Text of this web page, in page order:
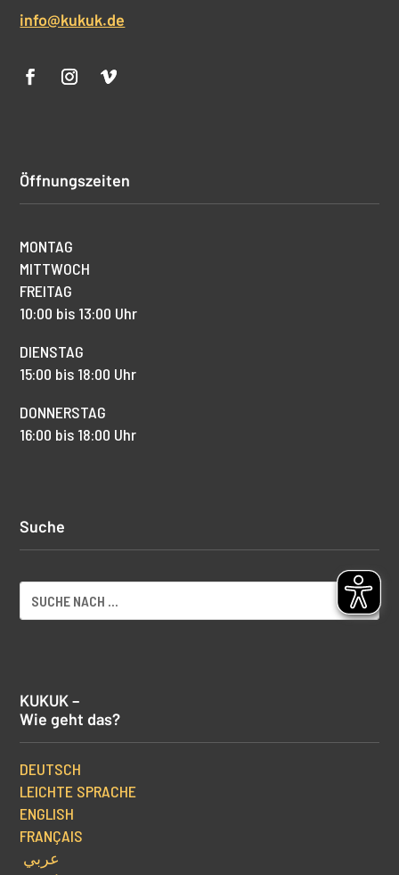
info@kukuk.de
Öffnungszeiten
MONTAG
MITTWOCH
FREITAG
10:00 bis 13:00 Uhr
DIENSTAG
15:00 bis 18:00 Uhr
DONNERSTAG
16:00 bis 18:00 Uhr
Suche
KUKUK –
Wie geht das?
DEUTSCH
LEICHTE SPRACHE
ENGLISH
FRANÇAIS
عربي